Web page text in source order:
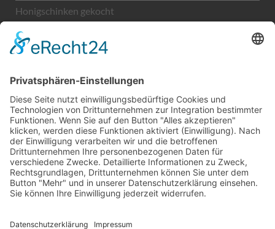
Honigschinken gekocht
Unternehmen
LEGAL
Kontakt
Impressum
Datenschutz
AGBs
Sitemap